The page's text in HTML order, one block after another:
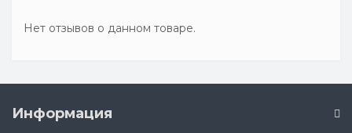
Нет отзывов о данном товаре.
Информация